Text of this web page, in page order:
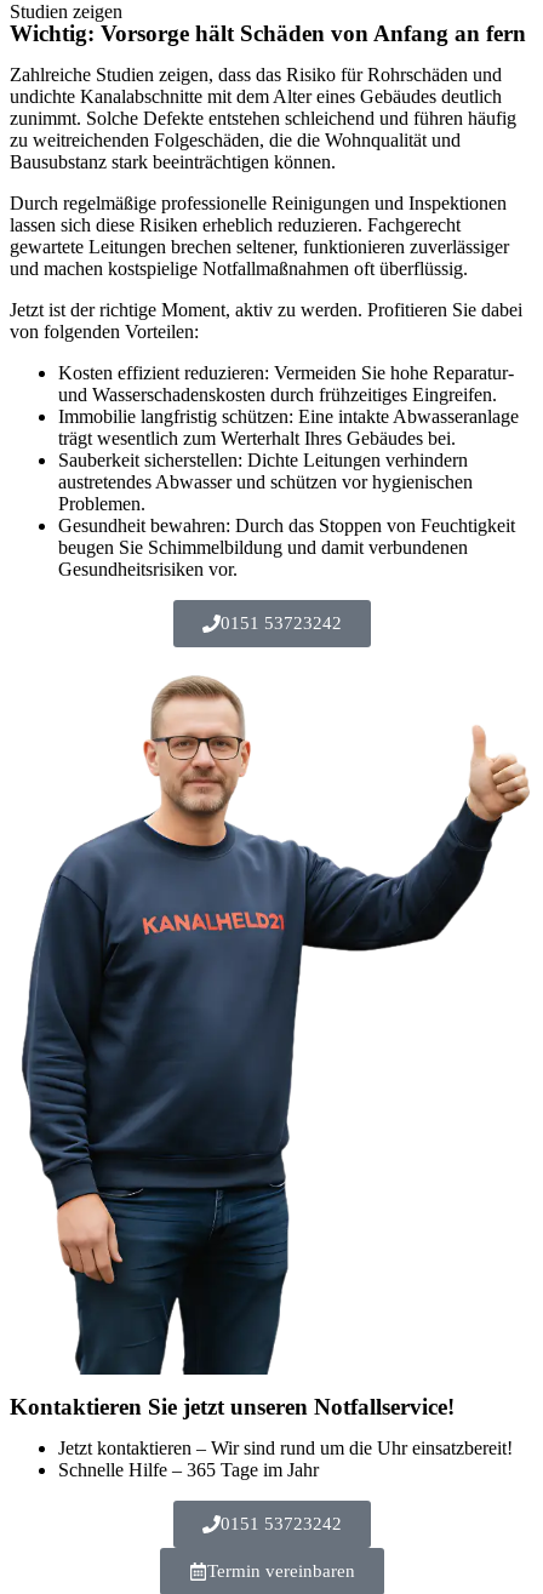
Studien zeigen
Wichtig: Vorsorge hält Schäden von Anfang an fern
Zahlreiche Studien zeigen, dass das Risiko für Rohrschäden und
undichte Kanalabschnitte mit dem Alter eines Gebäudes deutlich
zunimmt. Solche Defekte entstehen schleichend und führen häufig
zu weitreichenden Folgeschäden, die die Wohnqualität und
Bausubstanz stark beeinträchtigen können.
Durch regelmäßige professionelle Reinigungen und Inspektionen
lassen sich diese Risiken erheblich reduzieren. Fachgerecht
gewartete Leitungen brechen seltener, funktionieren zuverlässiger
und machen kostspielige Notfallmaßnahmen oft überflüssig.
Jetzt ist der richtige Moment, aktiv zu werden. Profitieren Sie dabei
von folgenden Vorteilen:
Kosten effizient reduzieren: Vermeiden Sie hohe Reparatur-
und Wasserschadenskosten durch frühzeitiges Eingreifen.
Immobilie langfristig schützen: Eine intakte Abwasseranlage
trägt wesentlich zum Werterhalt Ihres Gebäudes bei.
Sauberkeit sicherstellen: Dichte Leitungen verhindern
austretendes Abwasser und schützen vor hygienischen
Problemen.
Gesundheit bewahren: Durch das Stoppen von Feuchtigkeit
beugen Sie Schimmelbildung und damit verbundenen
Gesundheitsrisiken vor.
0151 53723242
Kontaktieren Sie jetzt unseren Notfallservice!
Jetzt kontaktieren – Wir sind rund um die Uhr einsatzbereit!
Schnelle Hilfe – 365 Tage im Jahr
0151 53723242
Termin vereinbaren